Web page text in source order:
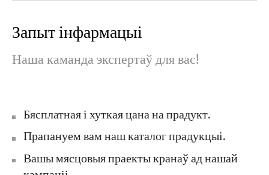
Запыт інфармацыі
Наша каманда экспертаў для вас!
Бясплатная і хуткая цана на прадукт.
Прапануем вам наш каталог прадукцыі.
Вашы мясцовыя праекты кранаў ад нашай